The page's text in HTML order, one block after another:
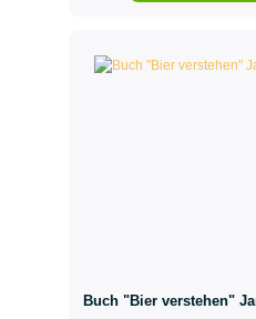
Buch "Bier verstehen"